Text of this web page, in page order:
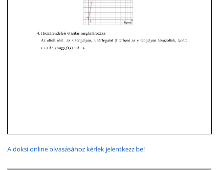
A doksi online olvasásához kérlek jelentkezz be!